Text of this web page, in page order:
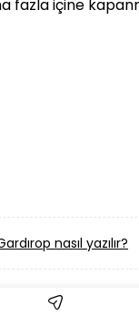
fazla içine
nasıl yazılır?